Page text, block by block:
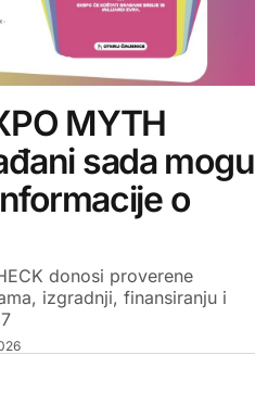
MYTH
sada mogu
o
donosi proverene
izgradnji, finansiranju i